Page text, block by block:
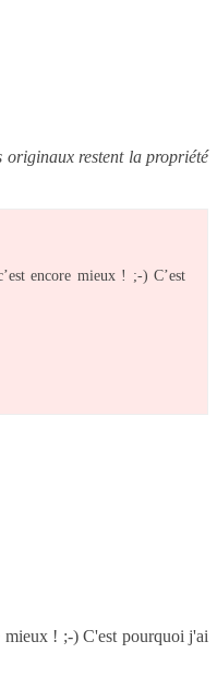
originaux restent la propriété
encore mieux ! ;-) C’est
mieux ! ;-) C'est pourquoi j'ai